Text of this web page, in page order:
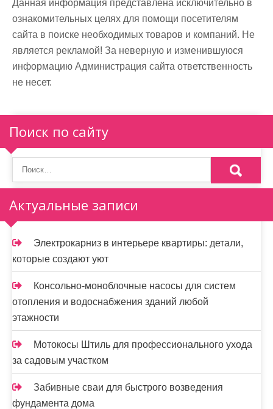
Данная информация представлена исключительно в
ознакомительных целях для помощи посетителям
сайта в поиске необходимых товаров и компаний. Не
является рекламой! За неверную и изменившуюся
информацию Администрация сайта ответственность
не несет.
Поиск по сайту
Актуальные записи
Электрокарниз в интерьере квартиры: детали,
которые создают уют
Консольно-моноблочные насосы для систем
отопления и водоснабжения зданий любой
этажности
Мотокосы Штиль для профессионального ухода
за садовым участком
Забивные сваи для быстрого возведения
фундамента дома